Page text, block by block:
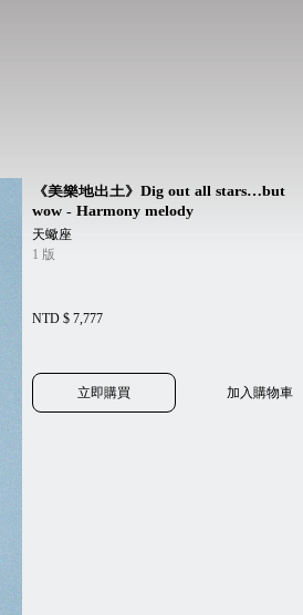
《美樂地出土》Dig out all stars…but
wow - Harmony melody
天蠍座
1 版
NTD $ 7,777
立即購買 加入購物車